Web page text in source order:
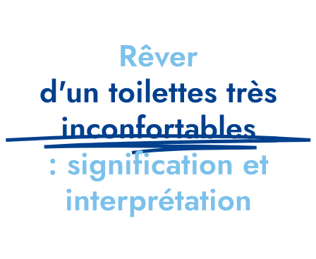
Rêver
d'un toilettes très
inconfortables
: signification et
interprétation